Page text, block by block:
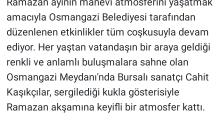
amacıyla Osmangazi Belediyesi tarafından
düzenlenen etkinlikler tüm coşkusuyla devam
ediyor. Her yaştan vatandaşın bir araya geldiği
renkli ve anlamlı buluşmalara sahne olan
Osmangazi Meydanı'nda Bursalı sanatçı Cahit
Kaşıkçılar, sergilediği kukla gösterisiyle
Ramazan akşamına keyifli bir atmosfer kattı.